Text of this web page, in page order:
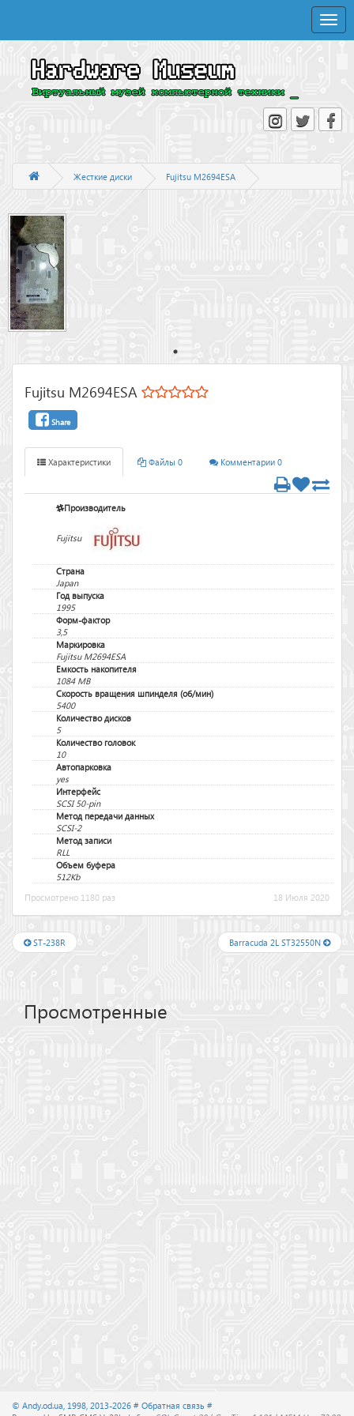
Toggle
Жесткие диски Fujitsu M2694ESA
Fujitsu M2694ESA
Share
Характеристики Файлы 0 Комментарии 0
Производитель
Fujitsu
Страна
Japan
Год выпуска
1995
Форм-фактор
3,5
Маркировка
Fujitsu M2694ESA
Емкость накопителя
1084 MB
Скорость вращения шпинделя (об/мин)
5400
Количество дисков
5
Количество головок
10
Автопарковка
yes
Интерфейс
SCSI 50-pin
Метод передачи данных
SCSI-2
Метод записи
RLL
Объем буфера
512Kb
Просмотрено 1180 раз
18 Июля 2020
ST-238R Barracuda 2L ST32550N
Просмотренные
© Andy.od.ua, 1998, 2013-2026 # Обратная связь #